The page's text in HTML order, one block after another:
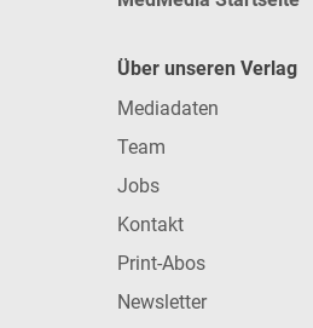
Über unseren Verlag
Mediadaten
Team
Jobs
Kontakt
Print-Abos
Newsletter